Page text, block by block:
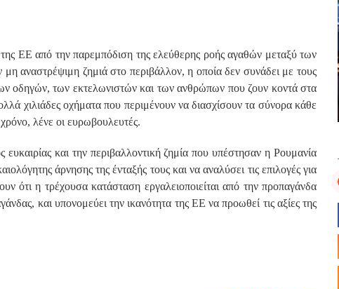
ΕΕ από την παρεμπόδιση της ελεύθερης ροής αγαθών μεταξύ των
αναστρέψιμη ζημιά στο περιβάλλον, η οποία δεν συνάδει με τους
οδηγών, των εκτελωνιστών και των ανθρώπων που ζουν κοντά στα
χιλιάδες οχήματα που περιμένουν να διασχίσουν τα σύνορα κάθε
λένε οι ευρωβουλευτές.
και την περιβαλλοντική ζημία που υπέστησαν η Ρουμανία
άρνησης της ένταξής τους και να αναλύσει τις επιλογές για
ότι η τρέχουσα κατάσταση εργαλειοποιείται από την προπαγάνδα
και υπονομεύει την ικανότητα της ΕΕ να προωθεί τις αξίες της